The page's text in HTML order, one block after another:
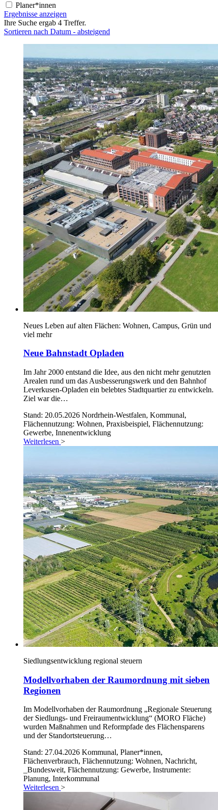
Planer*innen
Ergebnisse anzeigen
Ihre Suche ergab 4 Treffer.
Sortieren nach Datum - absteigend
Neues Leben auf alten Flächen: Wohnen, Campus, Grün und
viel mehr
Neue Bahnstadt Opladen
Im Jahr 2000 entstand die Idee, aus den nicht mehr genutzten
Arealen rund um das Ausbesserungswerk und den Bahnhof
Leverkusen-Opladen ein belebtes Stadtquartier zu entwickeln.
Ziel war die…
Stand: 20.05.2026 Nordrhein-Westfalen, Kommunal,
Flächennutzung: Wohnen, Praxisbeispiel, Flächennutzung:
Gewerbe, Innenentwicklung
Weiterlesen >
Siedlungsentwicklung regional steuern
Modellvorhaben der Raumordnung mit sieben
Regionen
Im Modellvorhaben der Raumordnung „Regionale Steuerung
der Siedlungs- und Freiraumentwicklung“ (MORO Fläche)
wurden Maßnahmen und Reformpfade des Flächensparens
und der Standortsteuerung…
Stand: 27.04.2026 Kommunal, Planer*innen,
Flächenverbrauch, Flächennutzung: Wohnen, Nachricht,
_Bundesweit, Flächennutzung: Gewerbe, Instrumente:
Planung, Interkommunal
Weiterlesen >